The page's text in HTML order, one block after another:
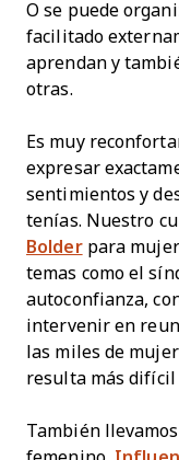
O se puede
facilitado
aprendan y
otras.
Es muy
expresar
sentimientos y
tenías. Nuestro
Bolderpara
temas como el
autoconfianza,
intervenir en
las miles de
resulta más difícil
También